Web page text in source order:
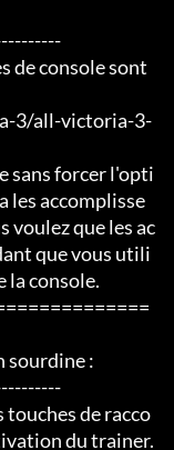
de console sont
3/all-victoria-3-
sans forcer l'opti
les accomplisse
voulez que les ac
que vous utili
la console.
sourdine :
de racco
du trainer.